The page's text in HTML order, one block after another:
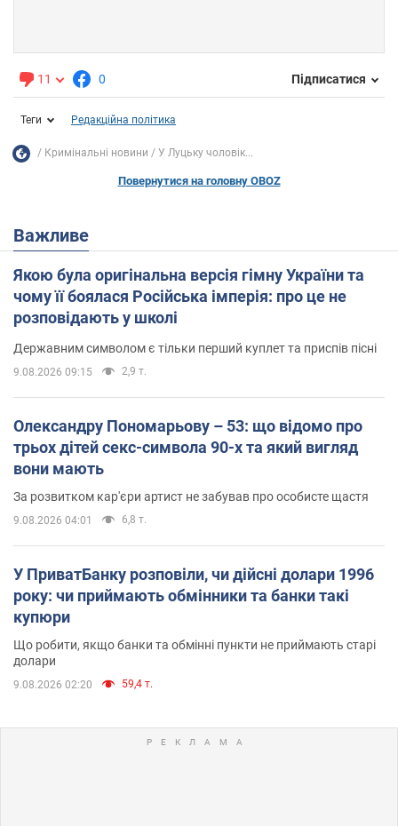
11 0 Підписатися
Теги Редакційна політика
Кримінальні новини У Луцьку чоловік...
Повернутися на головну OBOZ
Важливе
Якою була оригінальна версія гімну України та
чому її боялася Російська імперія: про це не
розповідають у школі
Державним символом є тільки перший куплет та приспів пісні
9.08.2026 09:15 2,9 т.
Олександру Пономарьову – 53: що відомо про
трьох дітей секс-символа 90-х та який вигляд
вони мають
За розвитком кар'єри артист не забував про особисте щастя
9.08.2026 04:01 6,8 т.
У ПриватБанку розповіли, чи дійсні долари 1996
року: чи приймають обмінники та банки такі
купюри
Що робити, якщо банки та обмінні пункти не приймають старі
долари
9.08.2026 02:20 59,4 т.